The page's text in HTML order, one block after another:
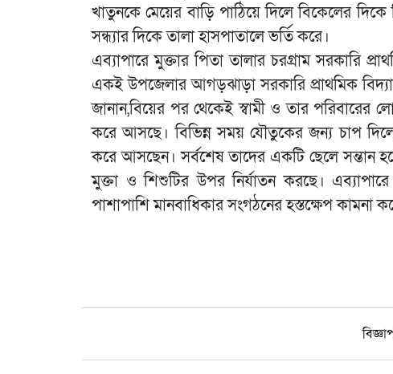
খাতুনকে মেয়ের বাড়ি পাঠিয়ে দিলে বিকেলের
সন্ধ্যার দিকে তালা হাসপাতালে ভর্তি করে।
এব্যাপারে মুক্তার পিতা তালার চরগ্রাম সরকারি
একই উপজেলার আগড়ঝাড়া সরকারি প্রাথমিক
জানান,বিয়ের পর থেকেই স্বামী ও তার পরিবারের
করে আসছে। বিভিন্ন সময় যৌতুকের জন্য চাপ
করে আসছেন। সর্বশেষ তাদের একটি ছেলে সন্তান
মুক্তা ও শিশুটির উপর নির্যাতন করছে।
পাশাপাশি মানবাধিকার সংগঠনের হস্তক্ষেপ কামনা